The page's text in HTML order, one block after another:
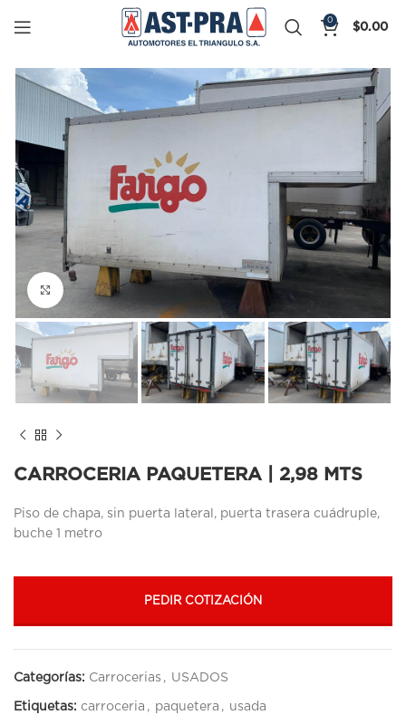
0
$0.00
Click to enlarge
CARROCERIA PAQUETERA | 2,98 MTS
Piso de chapa, sin puerta lateral, puerta trasera cuádruple,
buche 1 metro
PEDIR COTIZACIÓN
Categorías: Carrocerias , USADOS
Etiquetas: carroceria , paquetera , usada